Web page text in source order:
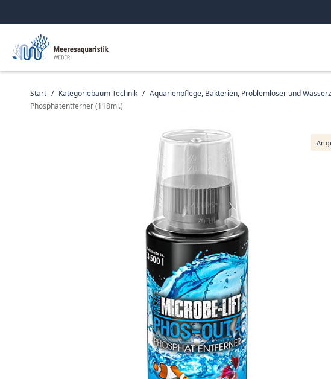
Start / Kategoriebaum Technik / Aquarienpflege, Bakterien, Problemlöser und
Phosphatentferner (118ml.)